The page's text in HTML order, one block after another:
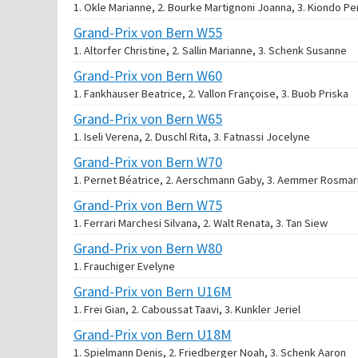
1. Okle Marianne, 2. Bourke Martignoni Joanna, 3. Kiondo
Grand-Prix von Bern W55
1. Altorfer Christine, 2. Sallin Marianne, 3. Schenk Susanne
Grand-Prix von Bern W60
1. Fankhauser Beatrice, 2. Vallon Françoise, 3. Buob Priska
Grand-Prix von Bern W65
1. Iseli Verena, 2. Duschl Rita, 3. Fatnassi Jocelyne
Grand-Prix von Bern W70
1. Pernet Béatrice, 2. Aerschmann Gaby, 3. Aemmer
Grand-Prix von Bern W75
1. Ferrari Marchesi Silvana, 2. Walt Renata, 3. Tan Siew
Grand-Prix von Bern W80
1. Frauchiger Evelyne
Grand-Prix von Bern U16M
1. Frei Gian, 2. Caboussat Taavi, 3. Kunkler Jeriel
Grand-Prix von Bern U18M
1. Spielmann Denis, 2. Friedberger Noah, 3. Schenk Aaron